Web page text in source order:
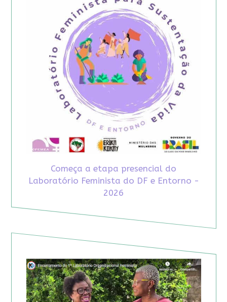
Começa a etapa presencial do
Laboratório Feminista do DF e Entorno -
2026